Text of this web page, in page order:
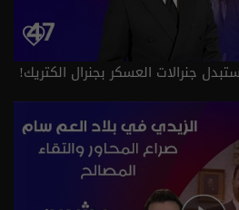
جنرالات العسكر بجنرال الكتريك!